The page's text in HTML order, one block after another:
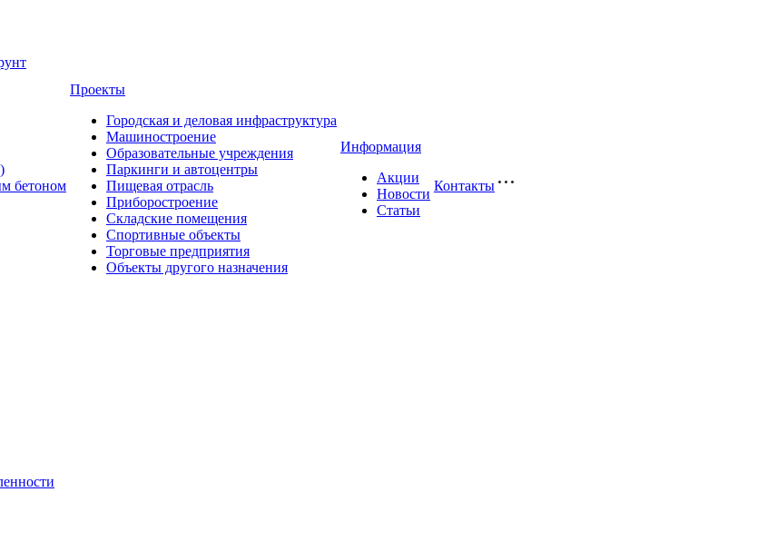
бетоном
Проекты
Городская и деловая инфраструктура
Машиностроение
Образовательные учреждения
Паркинги и автоцентры
Пищевая отрасль
Приборостроение
Складские помещения
Спортивные объекты
Торговые предприятия
Объекты другого назначения
Информация
Акции
Новости
Статьи
Контакты